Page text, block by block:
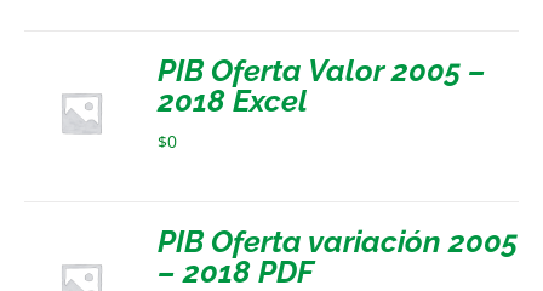
PIB Oferta Valor 2005 –
2018 Excel
$0
PIB Oferta variación 2005
– 2018 PDF